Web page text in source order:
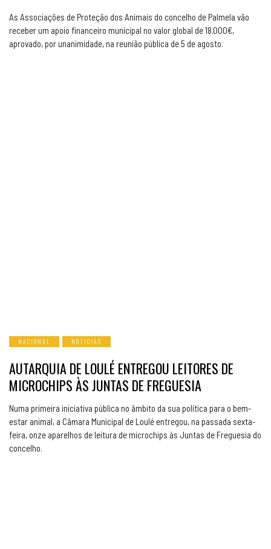
As Associações de Proteção dos Animais do concelho de Palmela vão
receber um apoio financeiro municipal no valor global de 18.000€,
aprovado, por unanimidade, na reunião pública de 5 de agosto.
NACIONAL NOTICIAS
AUTARQUIA DE LOULÉ ENTREGOU LEITORES DE
MICROCHIPS ÀS JUNTAS DE FREGUESIA
Numa primeira iniciativa pública no âmbito da sua política para o bem-
estar animal, a Câmara Municipal de Loulé entregou, na passada sexta-
feira, onze aparelhos de leitura de microchips às Juntas de Freguesia do
concelho.